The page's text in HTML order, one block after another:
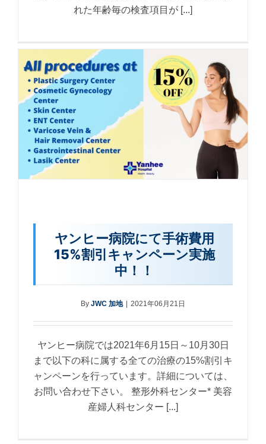
れた年齢毎の検査項目が [...]
ヤンヒー病院にて手術費用
15%割引キャンペーン実施
中！！
By JWC 加地 2021年06月21日
ヤンヒー病院では2021年6月15日～10月30日
まで以下の科に属する全ての治療の15%割引キ
ャンペーンを行っています。詳細については、
お問い合わせ下さい。 整形外科センター* 美容
産婦人科センター [...]